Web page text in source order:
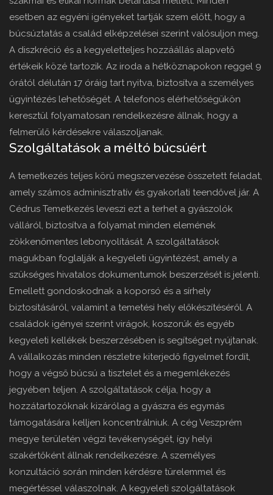
esetben az egyéni igényeket tartják szem előtt, hogy a
búcsúztatás a család elképzelései szerint valósuljon meg.
A diszkréció és a kegyeletteljes hozzáállás alapvető
értékeik közé tartozik. Az iroda a hétköznapokon reggel 9
órától délután 17 óráig tart nyitva, biztosítva a személyes
ügyintézés lehetőségét. A telefonos elérhetőségükön
keresztül folyamatosan rendelkezésre állnak, hogy a
felmerülő kérdésekre válaszoljanak.
Szolgáltatások a méltó búcsúért
A temetkezés teljes körű megszervezése összetett feladat,
amely számos adminisztratív és gyakorlati teendővel jár. A
Cédrus Temetkezés leveszi ezt a terhet a gyászolók
válláról, biztosítva a folyamat minden elemének
zökkenőmentes lebonyolítását. A szolgáltatások
magukban foglalják a kegyeleti ügyintézést, amely a
szükséges hivatalos dokumentumok beszerzését is jelenti.
Emellett gondoskodnak a koporsó és a sírhely
biztosításáról, valamint a temetési hely előkészítéséről. A
családok igényei szerint virágok, koszorúk és egyéb
kegyeleti kellékek beszerzésében is segítséget nyújtanak.
A vállalkozás minden részletre kiterjedő figyelmet fordít,
hogy a végső búcsú a tisztelet és a megemlékezés
jegyében teljen. A szolgáltatások célja, hogy a
hozzátartozóknak kizárólag a gyászra és egymás
támogatására kelljen koncentrálniuk. A cég Veszprém
megye területén végzi tevékenységét, így helyi
szakértőként állnak rendelkezésre. A személyes
konzultáció során minden kérdésre türelemmel és
megértéssel válaszolnak. A kegyeleti szolgáltatások